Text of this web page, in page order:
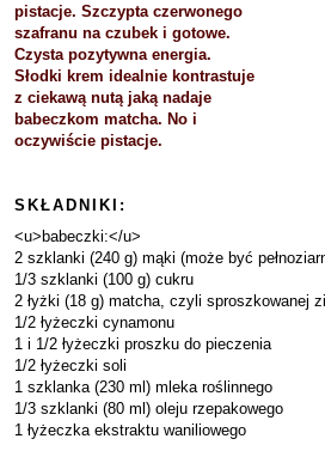
pistacje. Szczypta czerwonego
szafranu na czubek i gotowe.
Czysta pozytywna energia.
Słodki krem idealnie kontrastuje
z ciekawą nutą jaką nadaje
babeczkom matcha. No i
oczywiście pistacje.
SKŁADNIKI:
<u>babeczki:</u>
2 szklanki (240 g) mąki (może być
1/3 szklanki (100 g) cukru
2 łyżki (18 g) matcha, czyli sproszkowanej
1/2 łyżeczki cynamonu
1 i 1/2 łyżeczki proszku do pieczenia
1/2 łyżeczki soli
1 szklanka (230 ml) mleka roślinnego
1/3 szklanki (80 ml) oleju rzepakowego
1 łyżeczka ekstraktu waniliowego